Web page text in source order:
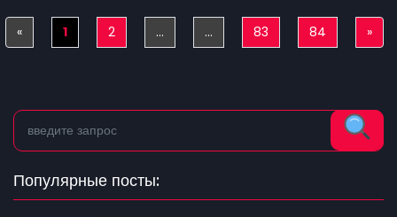
«Previous
1 2 ... ... 83 84 »
Популярные посты: